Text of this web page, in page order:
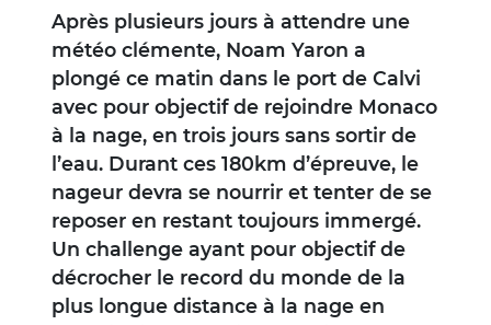
Après plusieurs jours à attendre une
météo clémente, Noam Yaron a
plongé ce matin dans le port de Calvi
avec pour objectif de rejoindre Monaco
à la nage, en trois jours sans sortir de
l’eau. Durant ces 180km d’épreuve, le
nageur devra se nourrir et tenter de se
reposer en restant toujours immergé.
Un challenge ayant pour objectif de
décrocher le record du monde de la
plus longue distance à la nage en